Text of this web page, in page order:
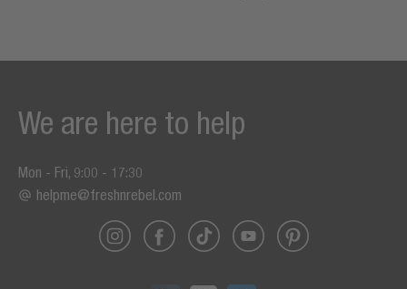
We are here to help
Mon - Fri, 9:00 - 17:30
helpme@freshnrebel.com